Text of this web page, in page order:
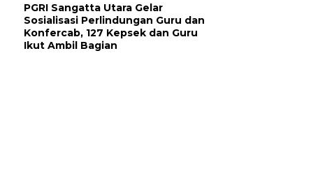
PGRI Sangatta Utara Gelar
Sosialisasi Perlindungan Guru dan
Konfercab, 127 Kepsek dan Guru
Ikut Ambil Bagian